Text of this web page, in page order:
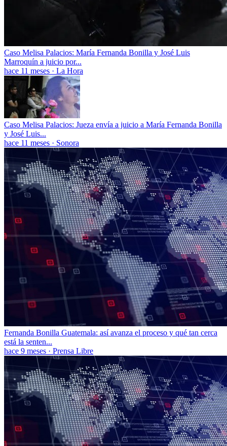
Caso Melisa Palacios: María Fernanda Bonilla y José Luis
Marroquín a juicio por...
hace 11 meses · La Hora
Caso Melisa Palacios: Jueza envía a juicio a María Fernanda Bonilla
y José Luis...
hace 11 meses · Sonora
Fernanda Bonilla Guatemala: así avanza el proceso y qué tan cerca
está la senten...
hace 9 meses · Prensa Libre